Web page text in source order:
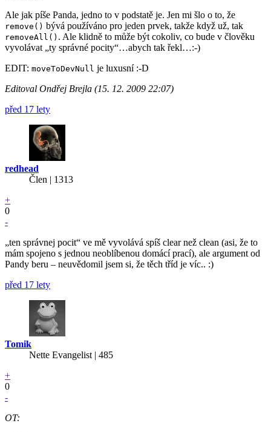
Ale jak píše Panda, jedno to v podstatě je. Jen mi šlo o to, že
remove() bývá používáno pro jeden prvek, takže když už, tak
removeAll() . Ale klidně to může být cokoliv, co bude v člověku
vyvolávat „ty správné pocity“…abych tak řekl…:-)
EDIT: moveToDevNull je luxusní :-D
Editoval Ondřej Brejla (15. 12. 2009 22:07)
před 17 lety
redhead
Člen | 1313
+
0
-
„ten správnej pocit“ ve mě vyvolává spíš clear než clean (asi, že to
mám spojeno s jednou neoblíbenou domácí prací), ale argument od
Pandy beru – neuvědomil jsem si, že těch tříd je víc.. :)
před 17 lety
Tomik
Nette Evangelist | 485
+
0
-
OT: